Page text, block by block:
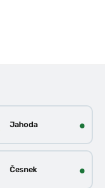
Jahoda ●
Česnek ●